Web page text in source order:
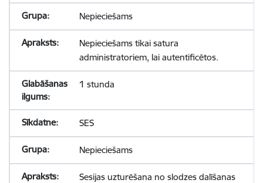
Nepieciešams
Nepieciešams tikai satura
administratoriem, lai autentificētos.
1 stunda
SES
Nepieciešams
Sesijas uzturēšana no slodzes dalīšanas